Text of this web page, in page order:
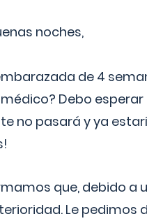
noches,
de 4
Debo
no pasará y ya
que, debido a
Le pedimos